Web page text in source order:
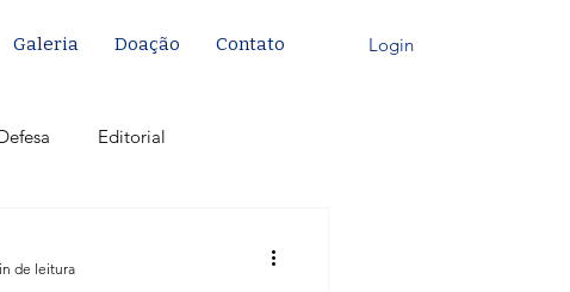
Galeria Doação Contato Login
Editorial
de leitura